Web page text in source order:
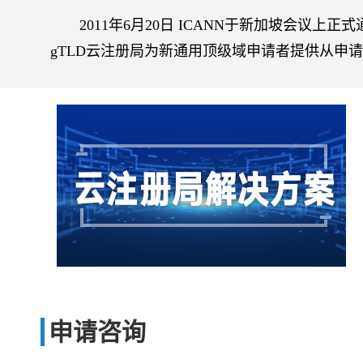
2011年6月20日 ICANN于新加坡会议上正
gTLD云注册局为新通用顶级域申请者提供从申
申请咨询